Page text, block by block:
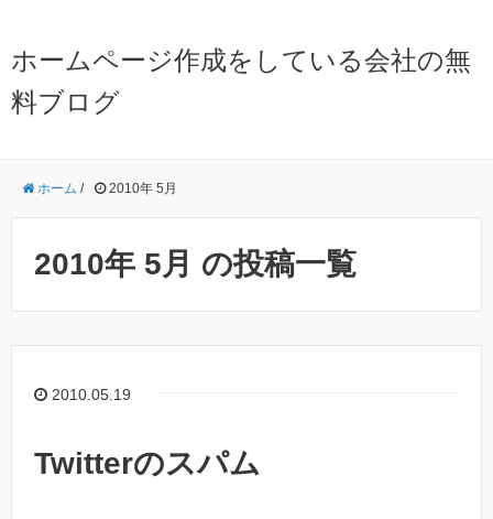
ホームページ作成をしている会社の無
料ブログ
ホーム / 2010年 5月
2010年 5月 の投稿一覧
2010.05.19
Twitterのスパム